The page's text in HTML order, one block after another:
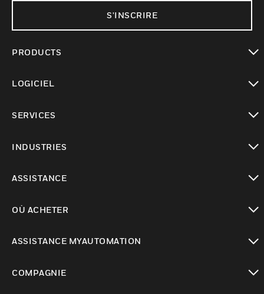
S'INSCRIRE
PRODUCTS
LOGICIEL
SERVICES
INDUSTRIES
ASSISTANCE
OÙ ACHETER
ASSISTANCE MYAUTOMATION
COMPAGNIE